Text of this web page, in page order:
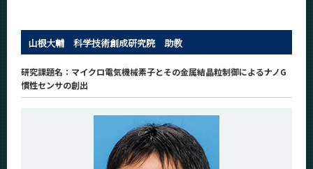
山根大輔 科学技術創成研究院 助教
研究課題名：マイクロ電気機械素子とその金属結晶粒制御によるナノG
慣性センサの創出
課程別
月別
イベントカレンダー